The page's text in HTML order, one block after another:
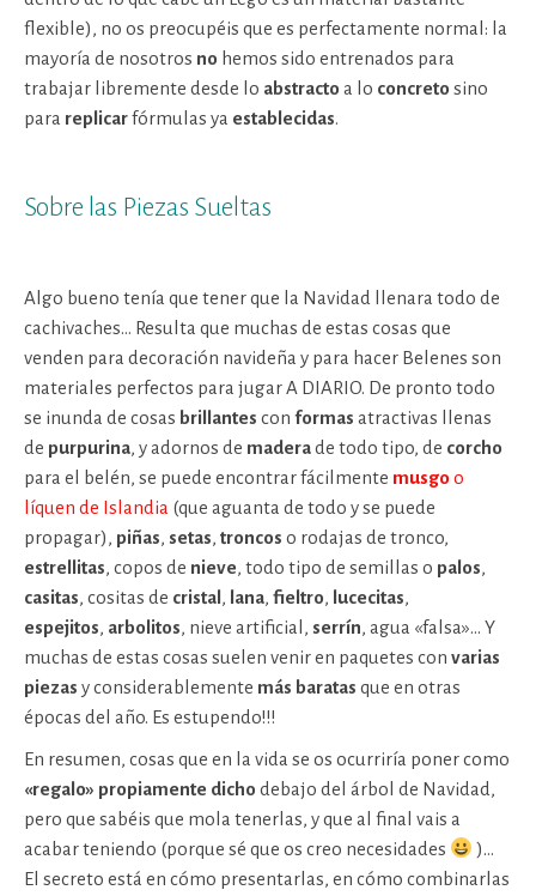
flexible), no os preocupéis que es perfectamente normal: la
mayoría de nosotros no hemos sido entrenados para
trabajar libremente desde lo abstracto a lo concreto sino
para replicarfórmulas ya establecidas.
Sobre las Piezas Sueltas
Algo bueno tenía que tener que la Navidad llenara todo de
cachivaches… Resulta que muchas de estas cosas que
venden para decoración navideña y para hacer Belenes son
materiales perfectos para jugar A DIARIO. De pronto todo
se inunda de cosas brillantes con formas atractivas llenas
de purpurina, y adornos de maderade todo tipo, de corcho
para el belén, se puede encontrar fácilmente musgo o
líquen de Islandia (que aguanta de todo y se puede
propagar), piñas, setas, troncos o rodajas de tronco,
estrellitas, copos de nieve, todo tipo de semillas o palos,
casitas, cositas de cristal, lana, fieltro, lucecitas,
espejitos, arbolitos, nieve artificial, serrín, agua «falsa»… Y
muchas de estas cosas suelen venir en paquetes con varias
piezas y considerablemente más baratas que en otras
épocas del año. Es estupendo!!!
En resumen, cosas que en la vida se os ocurriría poner como
«regalo» propiamente dicho debajo del árbol de Navidad,
pero que sabéis que mola tenerlas, y que al final vais a
acabar teniendo (porque sé que os creo necesidades
)…
El secreto está en cómo presentarlas, en cómo combinarlas